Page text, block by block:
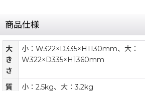
商品仕様
大
き
さ
小：W322×D335×H1130mm、大：
W322×D335×H1360mm
質
小：2.5kg、大：3.2kg